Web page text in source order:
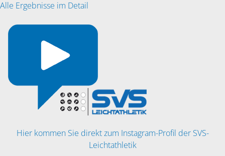
Alle Ergebnisse im Detail
Hier kommen Sie direkt zum Instagram-Profil der SVS-
Leichtathletik